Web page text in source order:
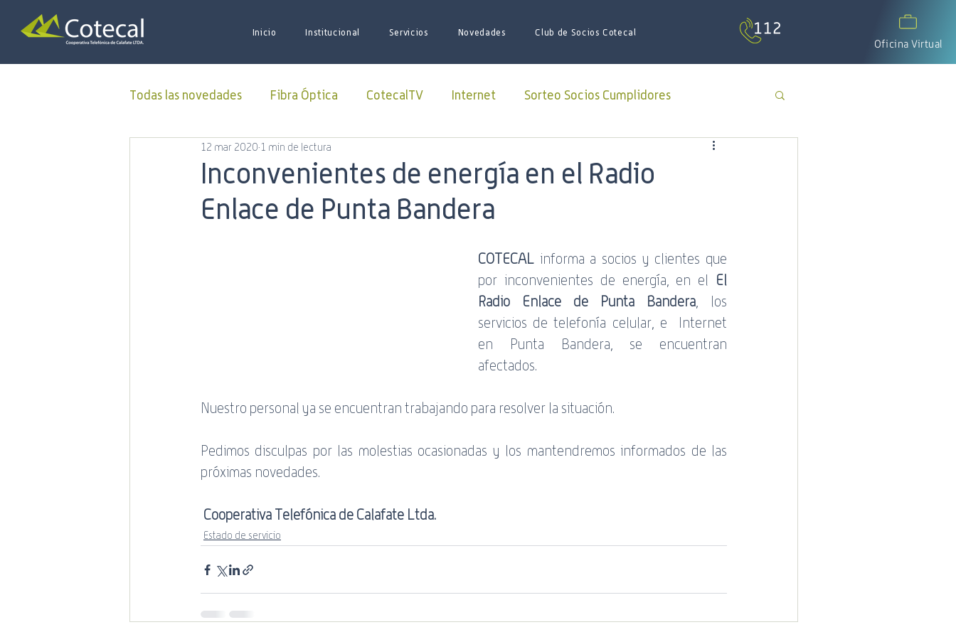
Inicio Institucional Servicios Novedades Club de Socios Cotecal
Oficina Virtual
Todas las novedades Fibra Óptica CotecalTV Internet Sorteo Socios Cumplidores
Donaciones ALUCOINFO
Oficina Virtual 50 Aniversario Juego de Tronos Futbol
ARSAT Lago Roca socios día del padre
ADSL WiFi Guía Cotecal
Inconvenientes de energía en el Radio
Enlace de Punta Bandera
12 mar 2020 1 min de lectura
COTECAL informa a socios y clientes que
por inconvenientes de energía, en el El
Radio Enlace de Punta Bandera , los
servicios de telefonía celular, e  Internet
en Punta Bandera, se encuentran
afectados.
Nuestro personal ya se encuentran trabajando para resolver la situación.
Pedimos disculpas por las molestias ocasionadas y los mantendremos informados de las
próximas novedades.
Cooperativa Telefónica de Calafate Ltda.
Estado de servicio